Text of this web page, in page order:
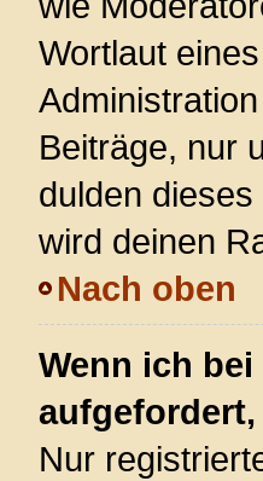
Wortlaut
Beiträge, nur
dulden
wird deinen
Nach oben
Wenn ich
Nur